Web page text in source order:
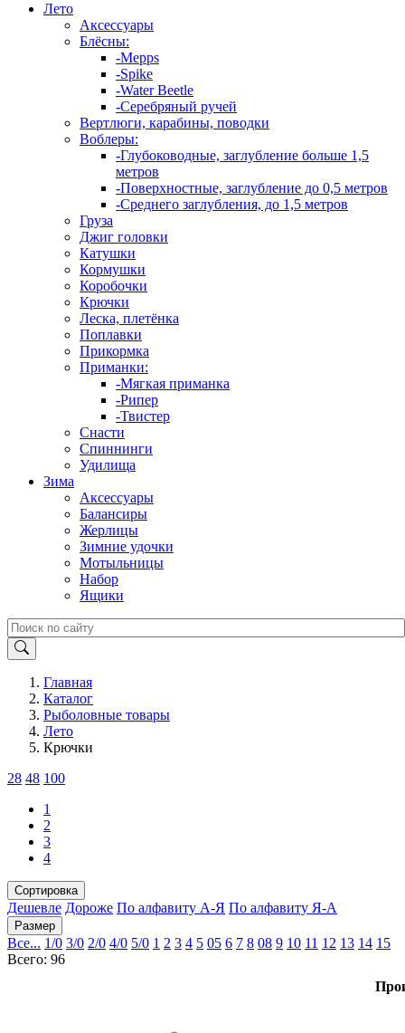
Лето
Аксессуары
Блёсны:
-Mepps
-Spike
-Water Beetle
-Серебряный ручей
Вертлюги, карабины, поводки
Воблеры:
-Глубоководные, заглубление больше 1,5
метров
-Поверхностные, заглубление до 0,5 метров
-Среднего заглубления, до 1,5 метров
Груза
Джиг головки
Катушки
Кормушки
Коробочки
Крючки
Леска, плетёнка
Поплавки
Прикормка
Приманки:
-Мягкая приманка
-Рипер
-Твистер
Снасти
Спиннинги
Удилища
Зима
Аксессуары
Балансиры
Жерлицы
Зимние удочки
Мотыльницы
Набор
Ящики
Главная
Каталог
Рыболовные товары
Лето
Крючки
28 48 100
1
2
3
4
Сортировка
Дешевле Дороже По алфавиту А-Я По алфавиту Я-А
Размер
Все... 1/0 3/0 2/0 4/0 5/0 1 2 3 4 5 05 6 7 8 08 9 10 11 12 13 14 15
Всего: 96